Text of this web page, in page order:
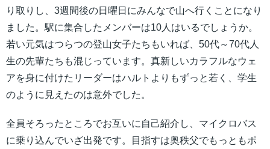
り取りし、3週間後の日曜日にみんなで山へ行くことになり
ました。駅に集合したメンバーは10人はいるでしょうか。
若い元気はつらつの登山女子たちもいれば、50代～70代人
生の先輩たちも混じっています。真新しいカラフルなウェ
アを身に付けたリーダーはハルトよりもずっと若く、学生
のように見えたのは意外でした。
全員そろったところでお互いに自己紹介し、マイクロバス
に乗り込んでいざ出発です。目指すは奥秩父でもっともポ